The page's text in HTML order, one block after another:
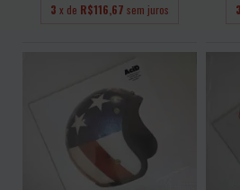
3 x de R$116,67 sem juros 3